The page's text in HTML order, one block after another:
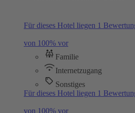
Für dieses Hotel liegen 1
von 100% vor
Familie
Internetzugang
Sonstiges
Für dieses Hotel liegen 1
von 100% vor